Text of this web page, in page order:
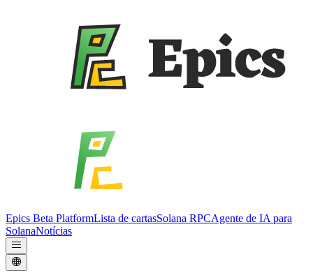
Epics Beta PlatformLista de cartasSolana RPCAgente de IA para
SolanaNotícias